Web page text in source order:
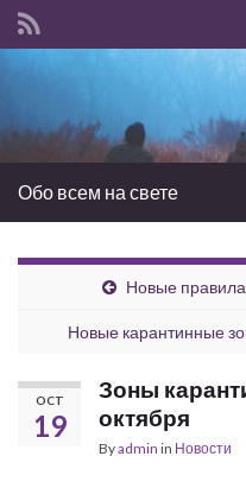
Обо всем на свете
Новые правила
Новые карантинные
OCT
19
Зоны
октября
Byadmin in Новости